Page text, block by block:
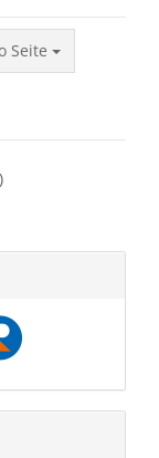
Seite